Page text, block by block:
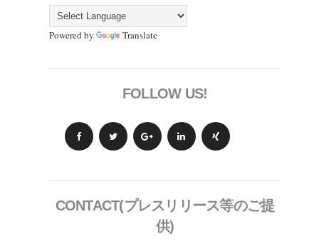
Powered by Translate
FOLLOW US!
CONTACT(プレスリリース等のご提
供)